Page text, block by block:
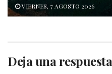
VIERNES, 7 AGOSTO 2026
Deja una respuesta